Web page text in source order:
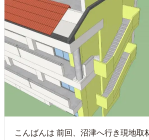
こんばんは 前回、沼津へ行き現地取